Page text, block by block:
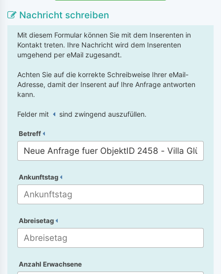
Nachricht schreiben
Mit diesem Formular können Sie mit dem Inserenten in
Kontakt treten. Ihre Nachricht wird dem Inserenten
umgehend per eMail zugesandt.
Achten Sie auf die korrekte Schreibweise Ihrer eMail-
Adresse, damit der Inserent auf Ihre Anfrage antworten
kann.
Felder mit sind zwingend auszufüllen.
Betreff
Ankunftstag
Abreisetag
Anzahl Erwachsene